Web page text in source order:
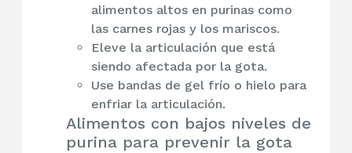
alimentos altos en purinas como
las carnes rojas y los mariscos.
Eleve la articulación que está
siendo afectada por la gota.
Use bandas de gel frío o hielo para
enfriar la articulación.
Alimentos con bajos niveles de
purina para prevenir la gota